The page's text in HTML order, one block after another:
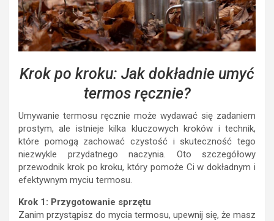
Krok po kroku: Jak dokładnie umyć
termos ręcznie?
Umywanie termosu ręcznie może wydawać się zadaniem
prostym, ale istnieje kilka kluczowych kroków i technik,
które pomogą zachować czystość i skuteczność tego
niezwykle przydatnego naczynia. Oto szczegółowy
przewodnik krok po kroku, który pomoże Ci w dokładnym i
efektywnym myciu termosu.
Krok 1: Przygotowanie sprzętu
Zanim przystąpisz do mycia termosu, upewnij się, że masz